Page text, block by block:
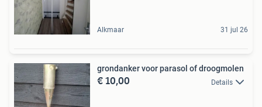
Alkmaar 31 jul 26
grondanker voor parasol of droogmolen
€ 10,00 Details